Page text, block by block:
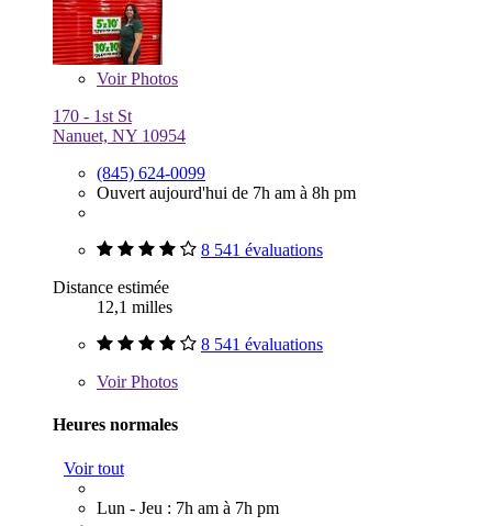
VoirPhotos
170 - 1st St
Nanuet, NY 10954
(845) 624-0099
Ouvert aujourd'hui de 7h am à 8h pm
8 541 évaluations
Distance estimée
12,1 milles
8 541 évaluations
VoirPhotos
Heures normales
Voir tout
Lun - Jeu : 7h am à 7h pm